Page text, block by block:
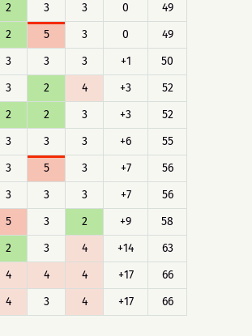
2 3 3 0
49
2 5 3 0
49
3 3 3 +1
50
3 2 4 +3
52
2 2 3 +3
52
3 3 3 +6
55
3 5 3 +7
56
3 3 3 +7
56
5 3 2 +9
58
2 3 4 +14
63
4 4 4 +17
66
4 3 4 +17 66